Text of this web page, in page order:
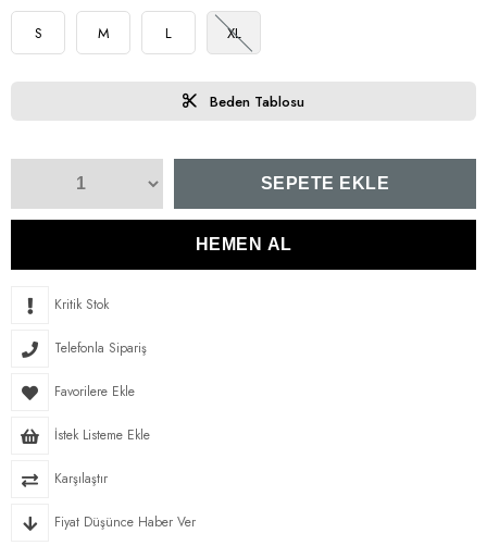
S M L XL
Beden Tablosu
Kritik Stok
Telefonla Sipariş
Favorilere Ekle
İstek Listeme Ekle
Karşılaştır
Fiyat Düşünce Haber Ver